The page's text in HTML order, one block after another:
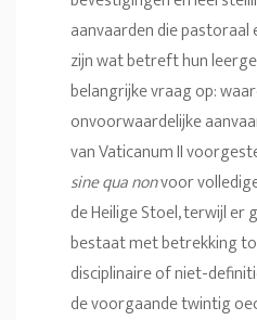
aanvaarden die
zijn wat betreft hun
belangrijke vraag op:
onvoorwaardelijke
van Vaticanum II
sine qua nonvoor
de Heilige Stoel, terwijl er
bestaat met betrekking
disciplinaire of niet-
de voorgaande twintig